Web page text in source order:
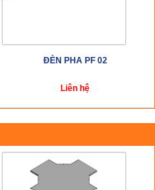
ĐÈN PHA PF 02
Liên hệ